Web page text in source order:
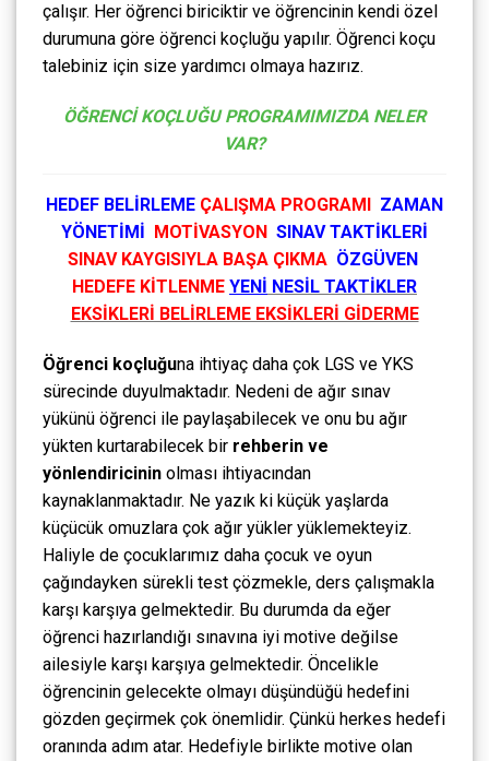
çalışır. Her öğrenci biriciktir ve öğrencinin kendi özel
durumuna göre öğrenci koçluğu yapılır. Öğrenci koçu
talebiniz için size yardımcı olmaya hazırız.
ÖĞRENCİ KOÇLUĞU PROGRAMIMIZDA NELER
VAR?
HEDEF BELİRLEME ÇALIŞMA PROGRAMI
ZAMAN
YÖNETİMİ
MOTİVASYON SINAV TAKTİKLERİ
SINAV KAYGISIYLA BAŞA ÇIKMA ÖZGÜVEN
HEDEFE KİTLENME YENİ NESİL TAKTİKLER
EKSİKLERİ BELİRLEME EKSİKLERİ GİDERME
Öğrenci koçluğuna ihtiyaç daha çok LGS ve YKS
sürecinde duyulmaktadır. Nedeni de ağır sınav
yükünü öğrenci ile paylaşabilecek ve onu bu ağır
yükten kurtarabilecek bir rehberin ve
yönlendiricinin olması ihtiyacından
kaynaklanmaktadır. Ne yazık ki küçük yaşlarda
küçücük omuzlara çok ağır yükler yüklemekteyiz.
Haliyle de çocuklarımız daha çocuk ve oyun
çağındayken sürekli test çözmekle, ders çalışmakla
karşı karşıya gelmektedir. Bu durumda da eğer
öğrenci hazırlandığı sınavına iyi motive değilse
ailesiyle karşı karşıya gelmektedir. Öncelikle
öğrencinin gelecekte olmayı düşündüğü hedefini
gözden geçirmek çok önemlidir. Çünkü herkes hedefi
oranında adım atar. Hedefiyle birlikte motive olan